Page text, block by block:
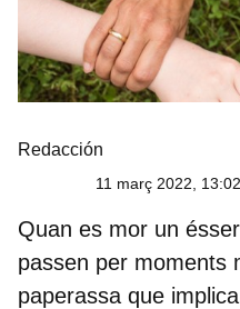
Redacción
11 març 2022, 13:02
Quan es mor un
passen per moments
paperassa que